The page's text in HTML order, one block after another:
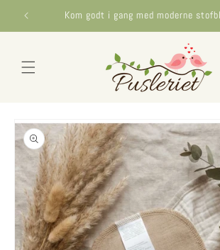
Gå til
indhold
Kom godt i gang med moderne
til